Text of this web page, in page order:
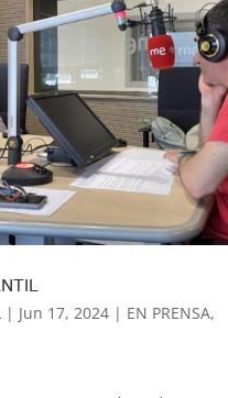
| Jun 17, 2024| EN PRENSA,